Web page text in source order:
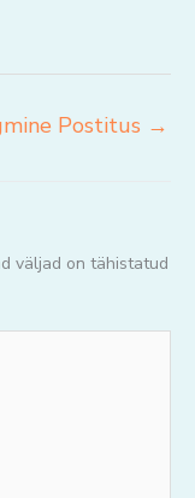
Postitus →
väljad on tähistatud